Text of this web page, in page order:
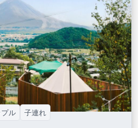
プル 子連れ